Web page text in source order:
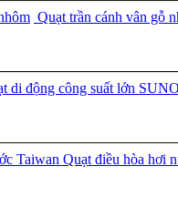
Quạt trần cánh vân gỗ
di động công suất lớn
Taiwan Quạt điều hòa hơi